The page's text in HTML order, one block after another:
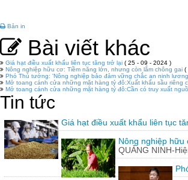
Bản in
Bài viết khác
Giá hạt điều xuất khẩu liên tục tăng trở lại ( 25 - 09 - 2024 )
Nông nghiệp hữu cơ: Tiềm năng lớn, nhưng còn lắm chông gai (
Phó Thủ tướng: 'Nông nghiệp bảo đảm vững chắc an ninh
Mở toang cánh cửa những mặt hàng tỷ đô:Xuất khẩu sầu riêng
Mở toang cánh cửa những mặt hàng tỷ đô:Cần có truy xuất
Tin tức
Giá hạt điều xuất khẩu liên tục
Nông nghiệp hữu
QUẢNG NINH-